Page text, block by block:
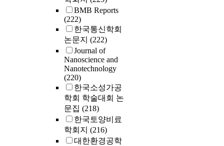
BMB Reports
(222)
한국통신학회
논문지 (222)
Journal of
Nanoscience and
Nanotechnology
(220)
한국소성가공
학회 학술대회 논
문집 (218)
한국토양비료
학회지 (216)
대한환경공학